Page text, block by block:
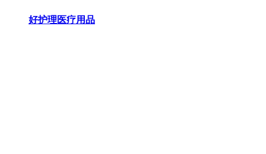
好护理医疗用品